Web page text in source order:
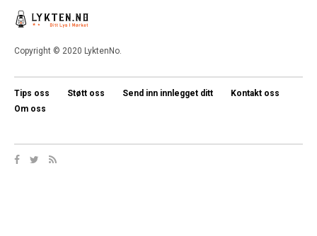
Copyright © 2020 LyktenNo.
Tips oss Støtt oss Send inn innlegget ditt
Kontakt oss
Om oss